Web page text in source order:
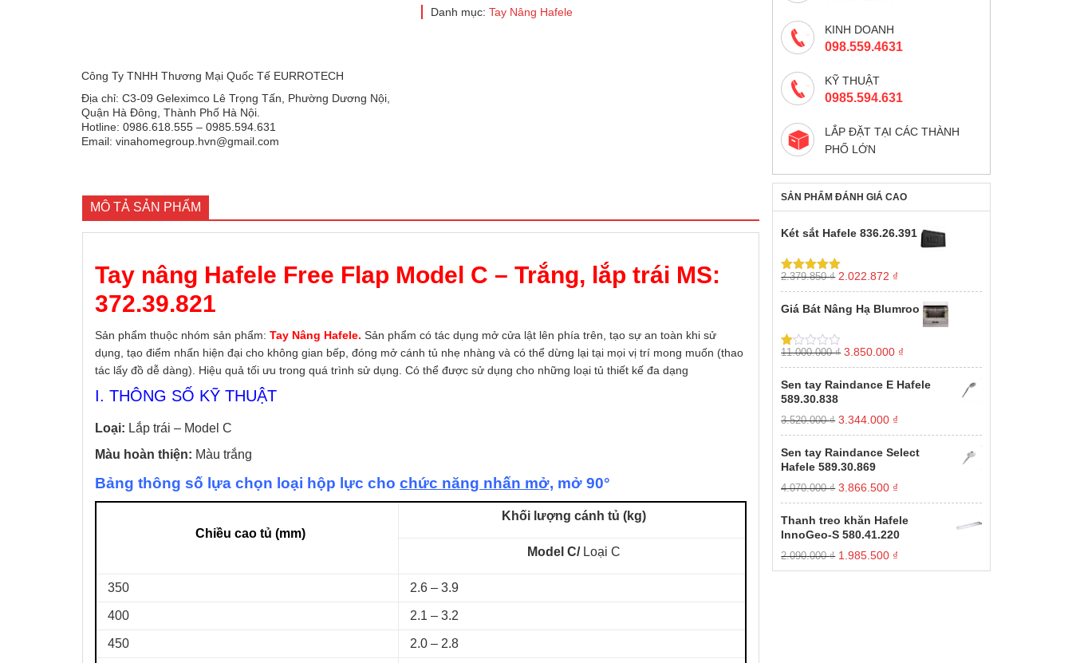
Công Ty TNHH Thương Mại Quốc Tế EURROTECH
Địa chỉ: C3-09 Geleximco Lê Trọng Tấn, Phường Dương Nội,
Quận Hà Đông, Thành Phố Hà Nội.
Hotline: 0986.618.555 – 0985.594.631
Email: vinahomegroup.hvn@gmail.com
Danh mục: Tay Nâng Hafele
MÔ TẢ SẢN PHẨM
Tay nâng Hafele Free Flap Model C – Trắng, lắp trái MS:
372.39.821
Sản phẩm thuộc nhóm sản phẩm: Tay Nâng Hafele. Sản phẩm có tác dụng mở cửa lật lên phía trên, tạo sự an toàn khi sử
dụng, tạo điểm nhấn hiện đại cho không gian bếp, đóng mở cánh tủ nhẹ nhàng và có thể dừng lại tại mọi vị trí mong muốn (thao
tác lấy đồ dễ dàng). Hiệu quả tối ưu trong quá trình sử dụng. Có thể được sử dụng cho những loại tủ thiết kế đa dạng
I. THÔNG SỐ KỸ THUẬT
Loại: Lắp trái – Model C
Màu hoàn thiện: Màu trắng
Bảng thông số lựa chọn loại hộp lực cho chức năng nhấn mở, mở 90°
Chiều cao tủ (mm)
Khối lượng cánh tủ (kg)
Model C/Loại C
350 2.6 – 3.9
400 2.1 – 3.2
450 2.0 – 2.8
KINH DOANH
098.559.4631
KỸ THUẬT
0985.594.631
LẮP ĐẶT TẠI CÁC THÀNH
PHỐ LỚN
SẢN PHẨM ĐÁNH GIÁ CAO
Két sắt Hafele 836.26.391
Được xếp
hạng5.005
sao
2.379.850₫ Giá
gốc
2.379.850 ₫.
2.022.872 ₫
hiện
Giá Bát Nâng Hạ Blumroo
Được
xếp
hạng
1.00
5
11.000.000₫ Giá
gốc
là:
3.850.000 ₫
hiện
tại
Sen tay Raindance E Hafele
589.30.838
3.520.000₫ Giá
gốc
là:
3.520.000 ₫.
3.344.000 ₫
hiện
tại
Sen tay Raindance Select
Hafele 589.30.869
4.070.000₫ Giá
gốc
là:
4.070.000 ₫.
3.866.500 ₫
hiện
tại
là:
Thanh treo khăn Hafele
InnoGeo-S 580.41.220
2.090.000₫ Giá
gốc
1.985.500 ₫
hiện